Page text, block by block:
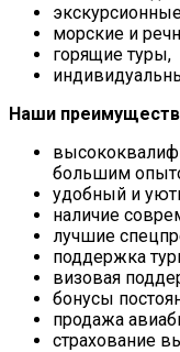
морские и
горящие туры,
Наши
большим
удобный и
наличие
лучшие
поддержка
визовая
бонусы
продажа
страхование